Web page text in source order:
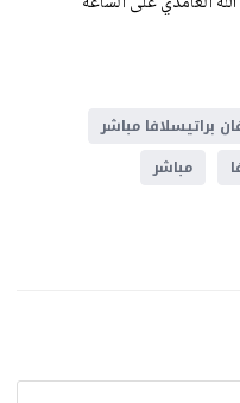
براتيسلافا مباشر
مباشر